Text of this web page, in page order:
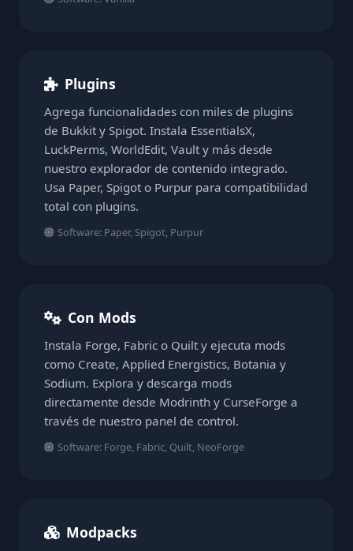
Plugins
Agrega funcionalidades con miles de plugins
de Bukkit y Spigot. Instala EssentialsX,
LuckPerms, WorldEdit, Vault y más desde
nuestro explorador de contenido integrado.
Usa Paper, Spigot o Purpur para compatibilidad
total con plugins.
Software: Paper, Spigot, Purpur
Con Mods
Instala Forge, Fabric o Quilt y ejecuta mods
como Create, Applied Energistics, Botania y
Sodium. Explora y descarga mods
directamente desde Modrinth y CurseForge a
través de nuestro panel de control.
Software: Forge, Fabric, Quilt, NeoForge
Modpacks